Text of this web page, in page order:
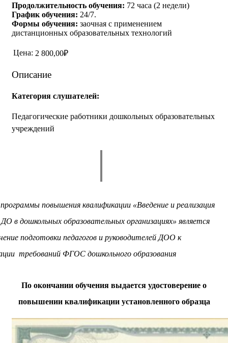
Продолжительность обучения: 72 часа (2 недели)
График обучения: 24/7.
Формы обучения: заочная с применением
дистанционных образовательных технологий
Цена: 2 800,00₽
Описание
Категория слушателей:
Педагогические работники дошкольных образовательных
учреждений
повышения квалификации «Введение и реализация
в дошкольных образовательных организациях» является
подготовки педагогов и руководителей ДОО к
требований ФГОС дошкольного образования
По окончании обучения выдается удостоверение о
повышении квалификации установленного образца